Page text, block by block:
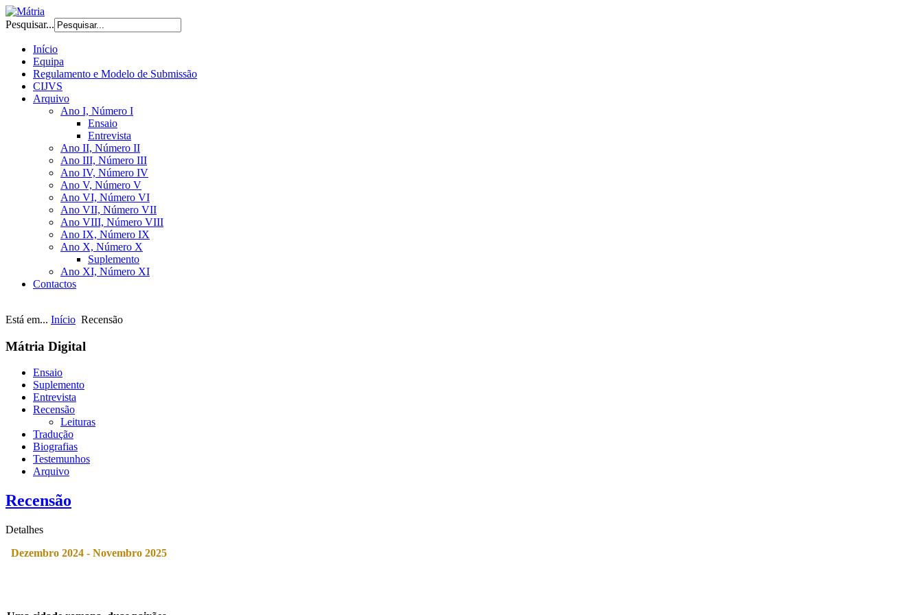
Pesquisar...
Início
Equipa
Regulamento e Modelo de Submissão
CIJVS
Arquivo
Ano I, Número I
Ensaio
Entrevista
Ano II, Número II
Ano III, Número III
Ano IV, Número IV
Ano V, Número V
Ano VI, Número VI
Ano VII, Número VII
Ano VIII, Número VIII
Ano IX, Número IX
Ano X, Número X
Suplemento
Ano XI, Número XI
Contactos
Está em... Início Recensão
Mátria Digital
Ensaio
Suplemento
Entrevista
Recensão
Leituras
Tradução
Biografias
Testemunhos
Arquivo
Recensão
Detalhes
Dezembro 2024 - Novembro 2025